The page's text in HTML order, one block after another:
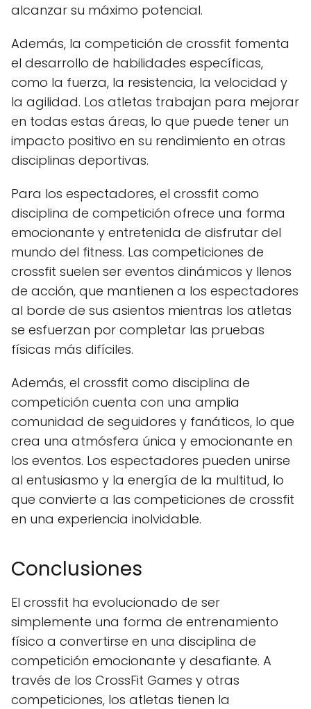
alcanzar su máximo potencial.
Además, la competición de crossfit fomenta
el desarrollo de habilidades específicas,
como la fuerza, la resistencia, la velocidad y
la agilidad. Los atletas trabajan para mejorar
en todas estas áreas, lo que puede tener un
impacto positivo en su rendimiento en otras
disciplinas deportivas.
Para los espectadores, el crossfit como
disciplina de competición ofrece una forma
emocionante y entretenida de disfrutar del
mundo del fitness. Las competiciones de
crossfit suelen ser eventos dinámicos y llenos
de acción, que mantienen a los espectadores
al borde de sus asientos mientras los atletas
se esfuerzan por completar las pruebas
físicas más difíciles.
Además, el crossfit como disciplina de
competición cuenta con una amplia
comunidad de seguidores y fanáticos, lo que
crea una atmósfera única y emocionante en
los eventos. Los espectadores pueden unirse
al entusiasmo y la energía de la multitud, lo
que convierte a las competiciones de crossfit
en una experiencia inolvidable.
Conclusiones
El crossfit ha evolucionado de ser
simplemente una forma de entrenamiento
físico a convertirse en una disciplina de
competición emocionante y desafiante. A
través de los CrossFit Games y otras
competiciones, los atletas tienen la